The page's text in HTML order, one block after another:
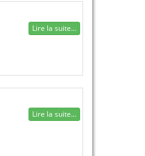
Lire la suite...
Lire la suite...